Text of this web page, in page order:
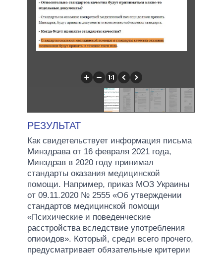
РЕЗУЛЬТАТ
Как свидетельствует информация письма
Минздрава от 16 февраля 2021 года,
Минздрав в 2020 году принимал
стандарты оказания медицинской
помощи. Например, приказ МОЗ Украины
от 09.11.2020 № 2555 «Об утверждении
стандартов медицинской помощи
«Психические и поведенческие
расстройства вследствие употребления
опиоидов». Который, среди всего прочего,
предусматривает обязательные критерии